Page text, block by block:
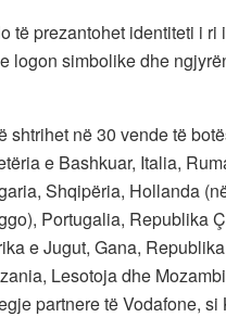
të prezantohet identiteti i ri
logon simbolike dhe
shtrihet në 30 vende të
e Bashkuar, Italia,
Shqipëria, Hollanda
Portugalia, Republika
e Jugut, Gana,
Lesotoja dhe
partnere të Vodafone, si